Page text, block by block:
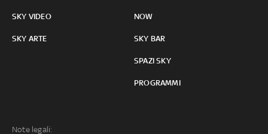
SKY VIDEO
SKY ARTE
NOW
SKY BAR
SPAZI SKY
PROGRAMMI
Note legali: